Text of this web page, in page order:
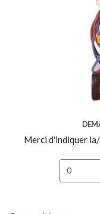
Merci d'indiquer